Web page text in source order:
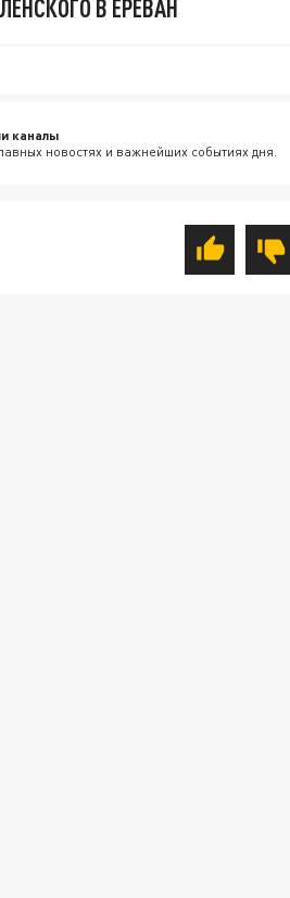
В ЕРЕВАН
каналы
новостях и важнейших событиях дня.